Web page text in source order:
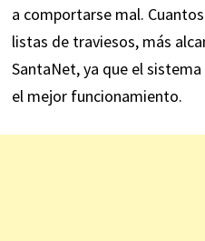
a comportarse mal.
listas de traviesos, más
SantaNet, ya que el
el mejor funcionamiento.